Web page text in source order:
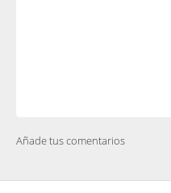
Añade tus comentarios